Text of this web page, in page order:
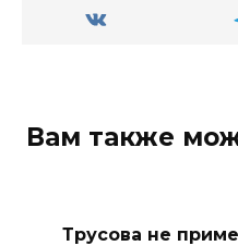
Вам также
Трусова не